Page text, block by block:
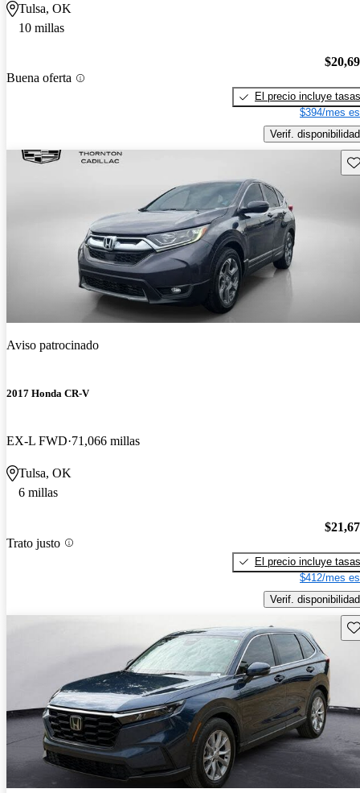
Tulsa, OK
10 millas
Buena oferta
El precio incluye tasas
$394/mes
Verif. disponibilidad
Aviso patrocinado
2017 Honda CR-V
EX-L FWD 71,066 millas
Tulsa, OK
6 millas
Trato justo
El precio incluye tasas
$412/mes
Verif. disponibilidad